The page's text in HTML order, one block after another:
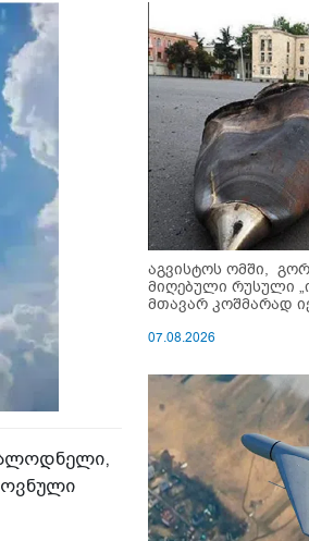
აგვისტოს ომში,
მიღებული რუსული
მთავარ კოშმარად
07.08.2026